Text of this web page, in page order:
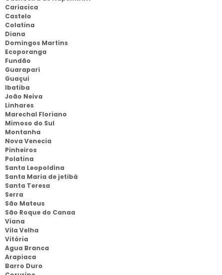
Cariacica
Castelo
Colatina
Diana
Domingos Martins
Ecoporanga
Fundão
Guarapari
Guaçui
Ibatiba
João Neiva
Linhares
Marechal Floriano
Mimoso do Sul
Montanha
Nova Venecia
Pinheiros
Polatina
Santa Leopoldina
Santa Maria de jetibá
Santa Teresa
Serra
São Mateus
São Roque do Canaa
Viana
Vila Velha
Vitória
Agua Branca
Arapiaca
Barro Duro